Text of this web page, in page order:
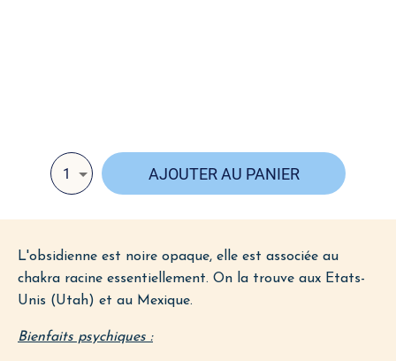
1 AJOUTER AU PANIER
L'obsidienne est noire opaque, elle est associée au
chakra racine essentiellement. On la trouve aux Etats-
Unis (Utah) et au Mexique.
Bienfaits psychiques :